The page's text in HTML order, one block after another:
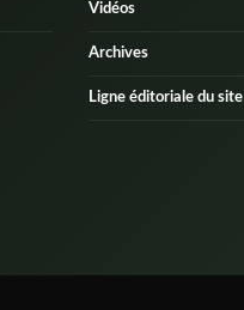
Vidéos
Archives
Ligne éditoriale du site